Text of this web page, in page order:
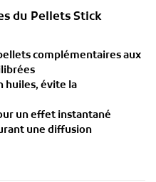
du Pellets Stick
complémentaires aux
huiles, évite la
un effet instantané
une diffusion